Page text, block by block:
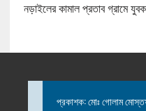
নড়াইলের কামাল প্রতাব গ্রামে
প্রকাশক: মোঃ গোলাম